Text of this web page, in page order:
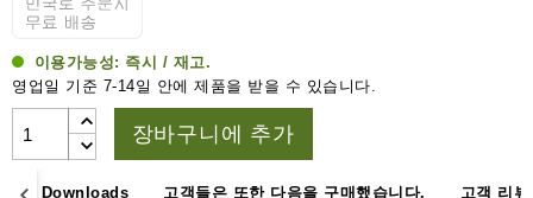
도
계
기
타
이용가능성: 즉시 / 재고.
영업일 기준 7-14일 안에 제품을 받을 수 있습니다.
장바구니에 추가
Downloads 고객들은 또한 다음을 구매했습니다. 고객 리뷰